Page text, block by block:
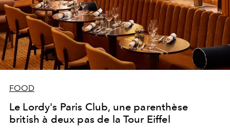
FOOD
Le Lordy's Paris Club, une parenthèse
british à deux pas de la Tour Eiffel